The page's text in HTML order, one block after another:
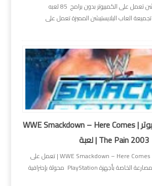
تجميعة العاب البلايستيشن تعمل على الكمبيوتر بدون برامج 85 لعبه
PlayStation 1 for PC تجميعة العاب البلايستيشن المميزة تعمل على
تعمل على الكمبيوتر | WWE Smackdown – Here Comes
The Pain 2003 | لعبة
لعبة | WWE Smackdown – Here Comes The Pain 2003 | تعمل على
الكمبيوتر أشهر ألعاب المصارعة الخاصة بأجهزة PlayStation محولة بإحترافية